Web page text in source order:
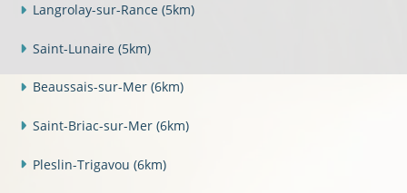
Langrolay-sur-Rance (5km)
Saint-Lunaire (5km)
Beaussais-sur-Mer (6km)
Saint-Briac-sur-Mer (6km)
Pleslin-Trigavou (6km)